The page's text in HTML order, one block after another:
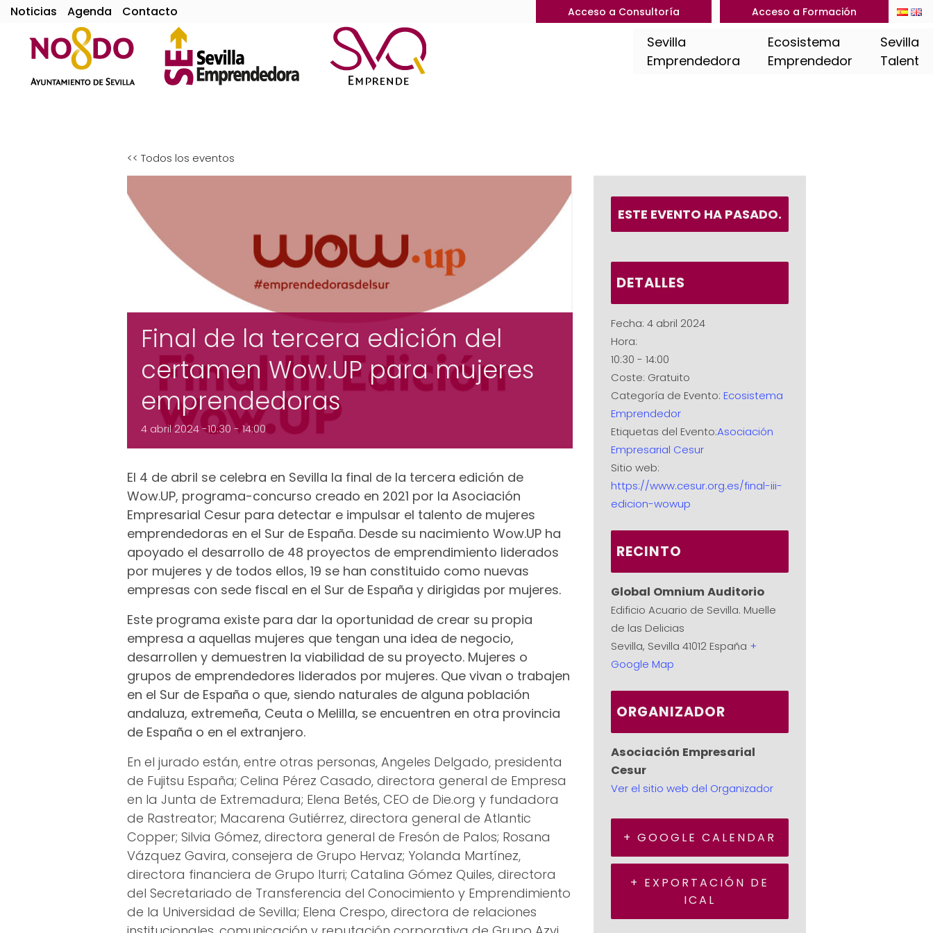
Noticias Agenda Contacto Acceso a Consultoría Acceso a Formación
Sevilla
Emprendedora
Ecosistema
Emprendedor
Sevilla
Talent
<< Todos los eventos
Final de la tercera edición del
certamen Wow.UP para mujeres
emprendedoras
4 abril 2024 -10:30 -14:00
El 4 de abril se celebra en Sevilla la final de la tercera edición de
Wow.UP, programa-concurso creado en 2021 por la Asociación
Empresarial Cesur para detectar e impulsar el talento de mujeres
emprendedoras en el Sur de España. Desde su nacimiento Wow.UP ha
apoyado el desarrollo de 48 proyectos de emprendimiento liderados
por mujeres y de todos ellos, 19 se han constituido como nuevas
empresas con sede fiscal en el Sur de España y dirigidas por mujeres.
Este programa existe para dar la oportunidad de crear su propia
empresa a aquellas mujeres que tengan una idea de negocio,
desarrollen y demuestren la viabilidad de su proyecto. Mujeres o
grupos de emprendedores liderados por mujeres. Que vivan o trabajen
en el Sur de España o que, siendo naturales de alguna población
andaluza, extremeña, Ceuta o Melilla, se encuentren en otra provincia
de España o en el extranjero.
En el jurado están, entre otras personas, Angeles Delgado, presidenta
de Fujitsu España; Celina Pérez Casado, directora general de Empresa
en la Junta de Extremadura; Elena Betés, CEO de Die.org y fundadora
de Rastreator; Macarena Gutiérrez, directora general de Atlantic
Copper; Silvia Gómez, directora general de Fresón de Palos; Rosana
Vázquez Gavira, consejera de Grupo Hervaz; Yolanda Martínez,
directora financiera de Grupo Iturri; Catalina Gómez Quiles, directora
del Secretariado de Transferencia del Conocimiento y Emprendimiento
de la Universidad de Sevilla; Elena Crespo, directora de relaciones
ESTE EVENTO HA PASADO.
DETALLES
Fecha: 4 abril 2024
Hora:
10:30 - 14:00
Coste: Gratuito
Categoría de Evento: Ecosistema
Emprendedor
Etiquetas del Evento:Asociación
Empresarial Cesur
Sitio web:
https://www.cesur.org.es/final-iii-
edicion-wowup
RECINTO
Global Omnium Auditorio
Edificio Acuario de Sevilla. Muelle
de las Delicias
Sevilla, Sevilla 41012 España +
Google Map
ORGANIZADOR
Asociación Empresarial
Cesur
Ver el sitio web del Organizador
+ GOOGLE CALENDAR
+ EXPORTACIÓN DE
ICAL